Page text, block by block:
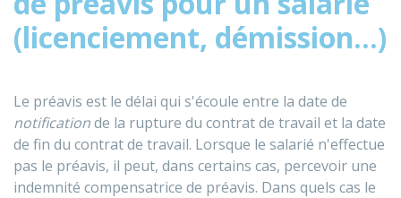
(licenciement, démission...)
Le préavis est le délai qui s'écoule entre la date de
notificationde la rupture du contrat de travail et la date
de fin du contrat de travail. Lorsque le salarié n'effectue
pas le préavis, il peut, dans certains cas, percevoir une
indemnité compensatrice de préavis. Dans quels cas le